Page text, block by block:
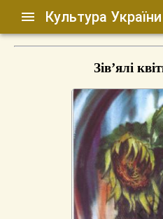
Культура України
Зів’ялі